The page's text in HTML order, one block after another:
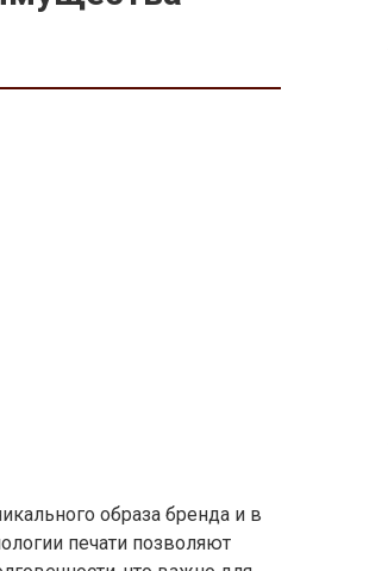
образа бренда и в
печати позволяют